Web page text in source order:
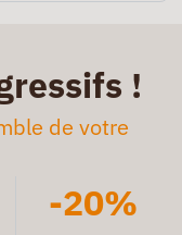
!
de votre
-20%